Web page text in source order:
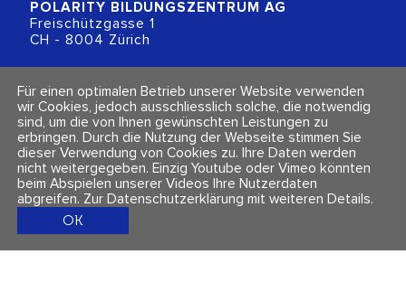
POLARITY BILDUNGSZENTRUM AG
Freischützgasse 1
CH - 8004 Zürich
+41 (0)44 218 80 80
info@polarity.ch
Kontakt & Info
Newsletter
Impressum & Datenschutz
AGBs
Folge uns
Für einen optimalen Betrieb unserer Website verwenden
wir Cookies, jedoch ausschliesslich solche, die notwendig
sind, um die von Ihnen gewünschten Leistungen zu
erbringen. Durch die Nutzung der Webseite stimmen Sie
dieser Verwendung von Cookies zu. Ihre Daten werden
nicht weitergegeben. Einzig Youtube oder Vimeo könnten
beim Abspielen unserer Videos Ihre Nutzerdaten
abgreifen. Zur Datenschutzerklärung mit weiteren Details.
OK